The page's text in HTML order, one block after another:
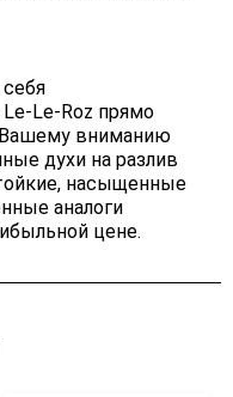
Le-Roz прямо
вниманию
духи на разлив
насыщенные
аналоги
цене.